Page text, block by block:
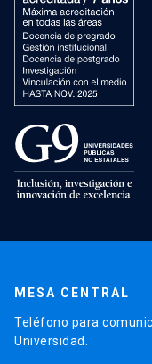
MESA CENTRAL
Teléfono para
Universidad.